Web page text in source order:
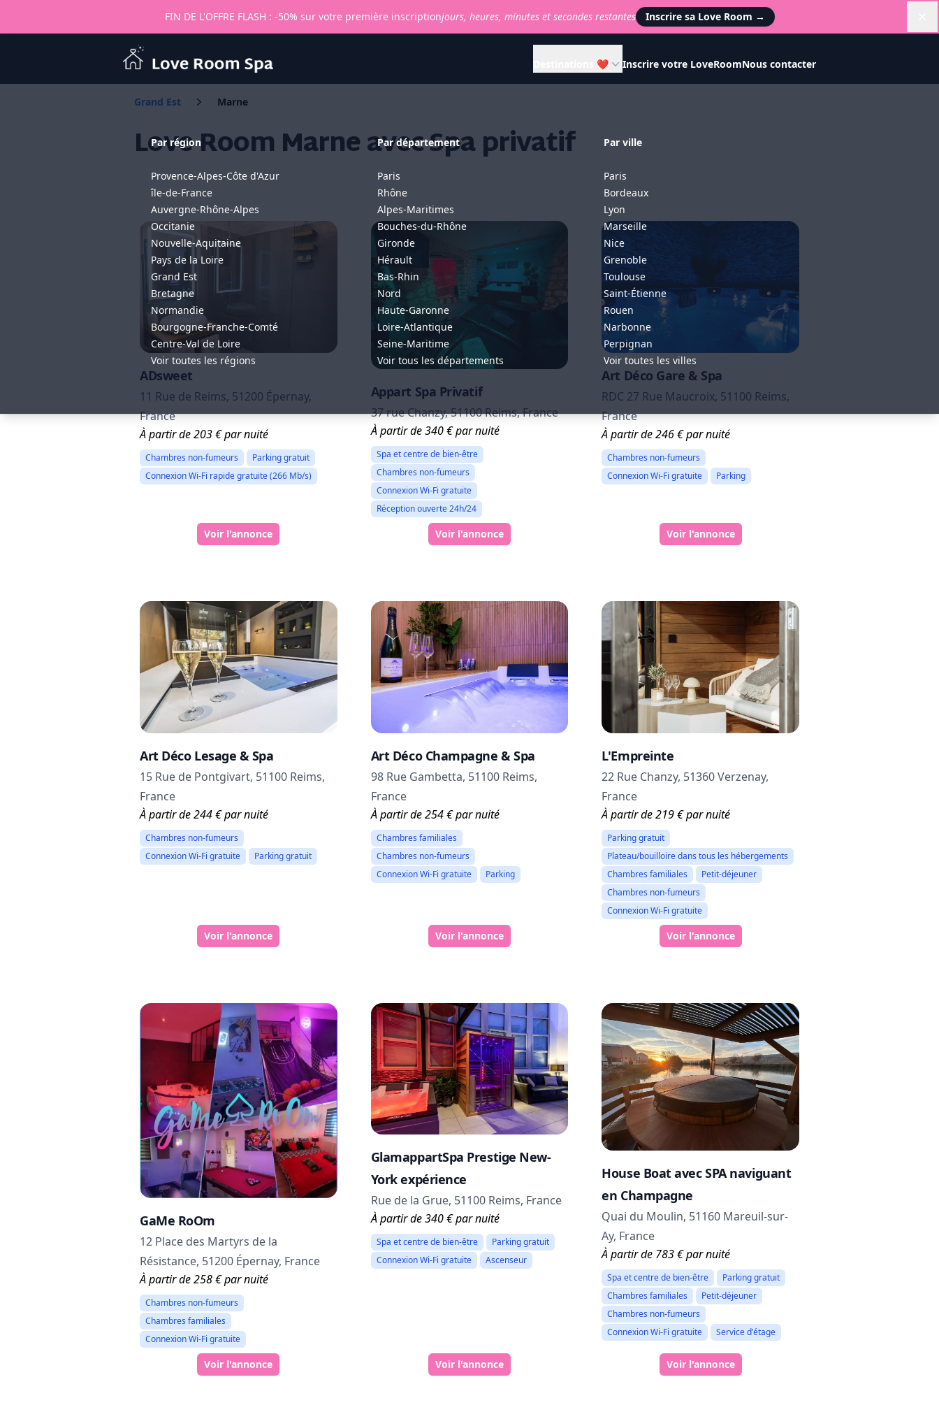
FIN DE L'OFFRE FLASH : -50% sur votre première inscriptionjours, heures, minutes et secondes restantes Inscrire sa Love Room →
Love Room Spa
Destinations ❤
Par région
Provence-Alpes-Côte d'Azur
île-de-France
Auvergne-Rhône-Alpes
Occitanie
Nouvelle-Aquitaine
Pays de la Loire
Grand Est
Bretagne
Normandie
Bourgogne-Franche-Comté
Centre-Val de Loire
Voir toutes les régions
Par département
Paris
Rhône
Alpes-Maritimes
Bouches-du-Rhône
Gironde
Hérault
Bas-Rhin
Nord
Haute-Garonne
Loire-Atlantique
Seine-Maritime
Voir tous les départements
Par ville
Paris
Bordeaux
Lyon
Marseille
Nice
Grenoble
Toulouse
Saint-Étienne
Rouen
Narbonne
Perpignan
Voir toutes les villes
Inscrire votre LoveRoomNous contacter
Grand Est Marne
Love Room Marne avec Spa privatif
ADsweet
11 Rue de Reims, 51200 Épernay,
France
À partir de 203 € par nuité
Chambres non-fumeurs
Parking gratuit
Connexion Wi-Fi rapide gratuite (266 Mb/s)
Voir l'annonce
Appart Spa Privatif
37 rue Chanzy, 51100 Reims, France
À partir de 340 € par nuité
Spa et centre de bien-être
Chambres non-fumeurs
Connexion Wi-Fi gratuite
Réception ouverte 24h/24
Voir l'annonce
Art Déco Gare & Spa
RDC 27 Rue Maucroix, 51100 Reims,
France
À partir de 246 € par nuité
Chambres non-fumeurs
Connexion Wi-Fi gratuite
Parking
Voir l'annonce
Art Déco Lesage & Spa
15 Rue de Pontgivart, 51100 Reims,
France
À partir de 244 € par nuité
Chambres non-fumeurs
Connexion Wi-Fi gratuite
Parking gratuit
Voir l'annonce
Art Déco Champagne & Spa
98 Rue Gambetta, 51100 Reims,
France
À partir de 254 € par nuité
Chambres familiales
Chambres non-fumeurs
Connexion Wi-Fi gratuite
Parking
Voir l'annonce
L'Empreinte
22 Rue Chanzy, 51360 Verzenay,
France
À partir de 219 € par nuité
Parking gratuit
Plateau/bouilloire dans tous les hébergements
Chambres familiales
Petit-déjeuner
Chambres non-fumeurs
Connexion Wi-Fi gratuite
Voir l'annonce
GaMe RoOm
12 Place des Martyrs de la
Résistance, 51200 Épernay, France
À partir de 258 € par nuité
Chambres non-fumeurs
Chambres familiales
Connexion Wi-Fi gratuite
Voir l'annonce
GlamappartSpa Prestige New-
York expérience
Rue de la Grue, 51100 Reims, France
À partir de 340 € par nuité
Spa et centre de bien-être
Parking gratuit
Connexion Wi-Fi gratuite
Ascenseur
Voir l'annonce
House Boat avec SPA naviguant
en Champagne
Quai du Moulin, 51160 Mareuil-sur-
Ay, France
À partir de 783 € par nuité
Spa et centre de bien-être
Parking gratuit
Chambres familiales
Petit-déjeuner
Chambres non-fumeurs
Connexion Wi-Fi gratuite
Service d'étage
Voir l'annonce